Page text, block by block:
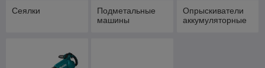
Сеялки
Подметальные
машины
Опрыскиватели
аккумуляторные